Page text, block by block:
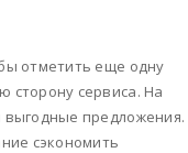
отметить еще одну
сторону сервиса. На
выгодные предложения.
сэкономить